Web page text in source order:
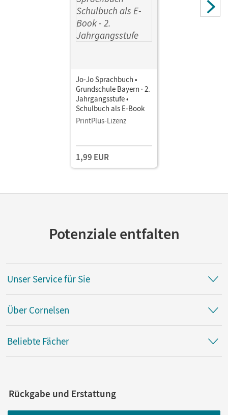
Jo-Jo Sprachbuch •
Grundschule Bayern · 2.
Jahrgangsstufe •
Schulbuch als E-Book
PrintPlus-Lizenz
1,99 EUR
Potenziale entfalten
Unser Service für Sie
Über Cornelsen
Beliebte Fächer
Rückgabe und Erstattung